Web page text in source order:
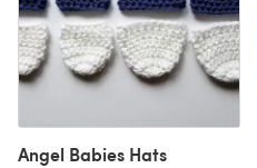
Angel Babies Hats